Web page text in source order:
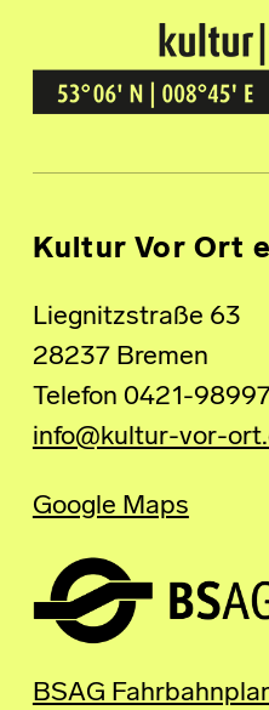
Kultur Vor Ort
BREMEN GRÖPELINGEN
Kultur Vor Ort
Liegnitzstraße 63
28237 Bremen
Telefon 0421-
info@kultur-vor-
Google Maps
BSAG